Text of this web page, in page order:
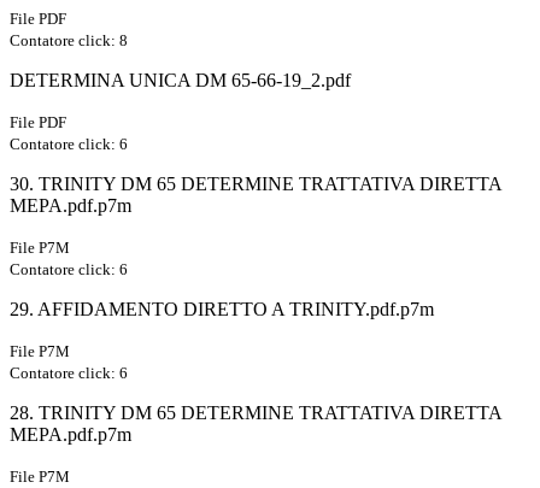
File PDF
Contatore click: 8
DETERMINA UNICA DM 65-66-19_2.pdf
File PDF
Contatore click: 6
30. TRINITY DM 65 DETERMINE TRATTATIVA DIRETTA
MEPA.pdf.p7m
File P7M
Contatore click: 6
29. AFFIDAMENTO DIRETTO A TRINITY.pdf.p7m
File P7M
Contatore click: 6
28. TRINITY DM 65 DETERMINE TRATTATIVA DIRETTA
MEPA.pdf.p7m
File P7M